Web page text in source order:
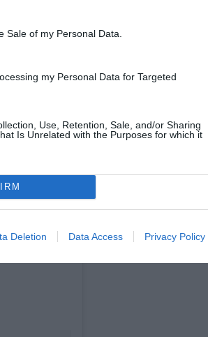
Sale of my Personal Data.
my Personal Data for Targeted
Use, Retention, Sale, and/or Sharing
Is Unrelated with the Purposes for which it
Deletion Data Access Privacy Policy